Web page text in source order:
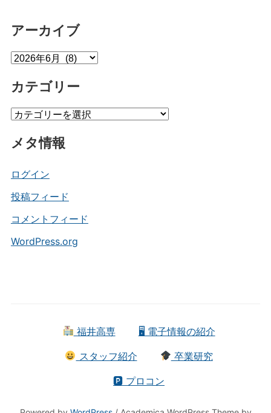
アーカイブ
ア
カ
ブ
カテゴリー
カ
ゴ
ー
メタ情報
ログイン
投稿フィード
コメントフィード
WordPress.org
福井高専 🖥 電子情報の紹介
スタッフ紹介 卒業研究
🅿 プロコン